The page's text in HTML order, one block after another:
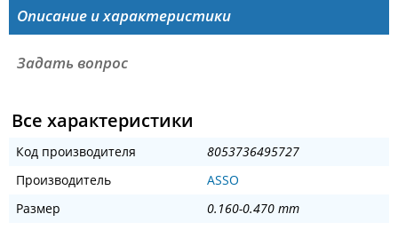
Описание и характеристики
Задать вопрос
Все характеристики
Код производителя
8053736495727
Производитель
ASSO
Размер
0.160-0.470 mm